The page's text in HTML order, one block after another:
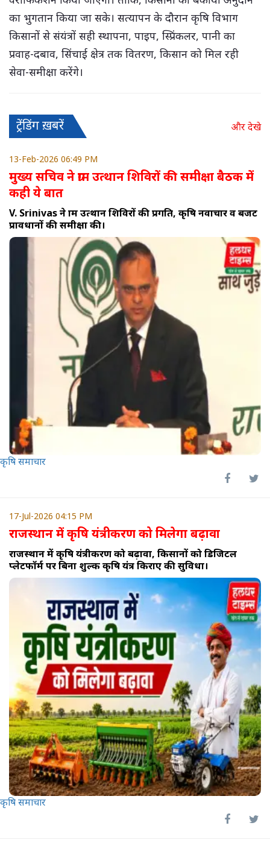
का भुगतान किया जा सके। सत्यापन के दौरान कृषि विभाग
किसानों से संयंत्रों सही स्थापना, पाइप, स्प्रिंकलर, पानी का
प्रवाह-दबाव, सिंचाई क्षेत्र तक वितरण, किसान को मिल रही
सेवा-समीक्षा करेंगे।
ट्रेंडिंग ख़बरें और देखे
13-Feb-2026 06:49 PM
मुख्य सचिव ने ग्राम उत्थान शिविरों की समीक्षा बैठक में
कही ये बात
V. Srinivas ने ग्राम उत्थान शिविरों की प्रगति, कृषि नवाचार व बजट
प्रावधानों की समीक्षा की।
कृषि समाचार
17-Jul-2026 04:15 PM
राजस्थान में कृषि यंत्रीकरण को मिलेगा बढ़ावा
राजस्थान में कृषि यंत्रीकरण को बढ़ावा, किसानों को डिजिटल
प्लेटफॉर्म पर बिना शुल्क कृषि यंत्र किराए की सुविधा।
कृषि समाचार